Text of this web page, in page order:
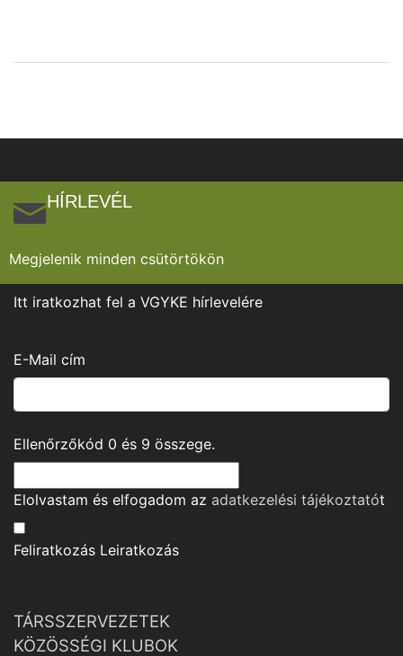
HÍRLEVÉL
Megjelenik minden csütörtökön
Itt iratkozhat fel a VGYKE hírlevelére
E-Mail cím
Ellenőrzőkód 0 és 9 összege.
Elolvastam és elfogadom az adatkezelési tájékoztatót
Feliratkozás Leiratkozás
TÁRSSZERVEZETEK
KÖZÖSSÉGI KLUBOK